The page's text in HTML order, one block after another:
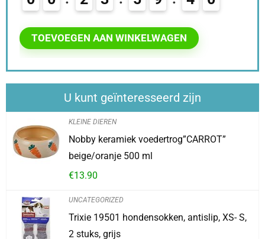
9
TOEVOEGEN AAN WINKELWAGEN
U kunt geïnteresseerd zijn
KLEINE DIEREN
Nobby keramiek voedertrog”CARROT”
beige/oranje 500 ml
€13.90
UNCATEGORIZED
Trixie 19501 hondensokken, antislip, XS- S,
2 stuks, grijs